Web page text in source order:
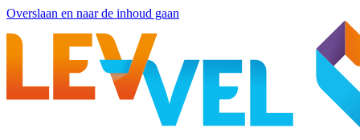
Overslaan en naar de inhoud gaan